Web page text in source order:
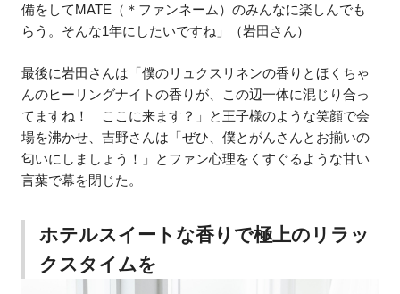
備をしてMATE（＊ファンネーム）のみんなに楽しんでも
らう。そんな1年にしたいですね」（岩田さん）
最後に岩田さんは「僕のリュクスリネンの香りとほくちゃ
んのヒーリングナイトの香りが、この辺一体に混じり合っ
てますね！ ここに来ます？」と王子様のような笑顔で会
場を沸かせ、吉野さんは「ぜひ、僕とがんさんとお揃いの
匂いにしましょう！」とファン心理をくすぐるような甘い
言葉で幕を閉じた。
ホテルスイートな香りで極上のリラッ
クスタイムを